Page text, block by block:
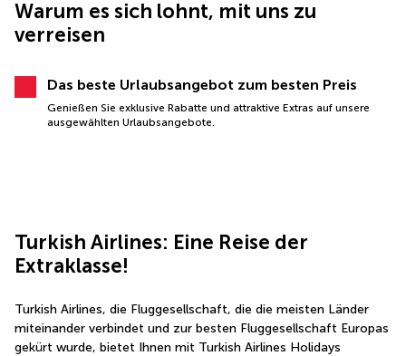
Warum es sich lohnt, mit uns zu
verreisen
Das beste Urlaubsangebot zum besten Preis
Genießen Sie exklusive Rabatte und attraktive Extras auf unsere
ausgewählten Urlaubsangebote.
Turkish Airlines: Eine Reise der
Extraklasse!
Turkish Airlines, die Fluggesellschaft, die die meisten Länder
miteinander verbindet und zur besten Fluggesellschaft Europas
gekürt wurde, bietet Ihnen mit Turkish Airlines Holidays